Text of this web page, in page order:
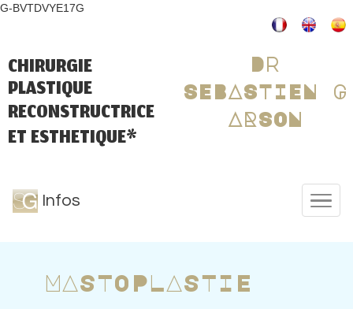
G-BVTDVYE17G
CHIRURGIE
PLASTIQUE
RECONSTRUCTRICE
ET ESTHETIQUE*
Dr
SEBASTIEN G
ARSON
Infos
MASTOPLASTIE